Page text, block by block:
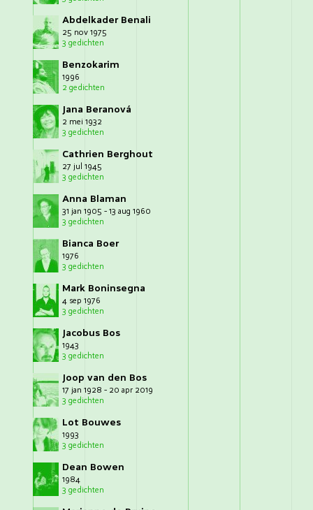
Abdelkader Benali
25 nov 1975
3 gedichten
Benzokarim
1996
2 gedichten
Jana Beranová
2 mei 1932
3 gedichten
Cathrien Berghout
27 jul 1945
3 gedichten
Anna Blaman
31 jan 1905 - 13 aug 1960
3 gedichten
Bianca Boer
1976
3 gedichten
Mark Boninsegna
4 sep 1976
3 gedichten
Jacobus Bos
1943
3 gedichten
Joop van den Bos
17 jan 1928 - 20 apr 2019
3 gedichten
Lot Bouwes
1993
3 gedichten
Dean Bowen
1984
3 gedichten